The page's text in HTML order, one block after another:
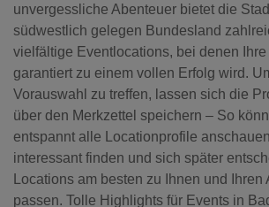
unvergessliche Abenteuer bietet die
südwestlich gelegen Bundesland
vielfältige Eventlocations, bei denen
garantiert zu einem vollen Erfolg wird.
Vorauswahl zu treffen, lassen sich die
über den Merkzettel speichern – So
entspannt alle Locationprofile
interessant finden und sich später
Locations am besten zu Ihnen und Ihren
passen. Tolle Highlights für Events in